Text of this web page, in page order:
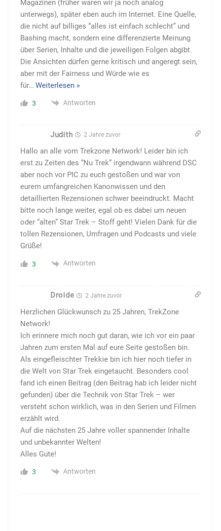
Magazinen (früher waren wir ja noch analog
unterwegs), später eben auch im Internet. Eine Quelle,
die nicht auf billiges “alles ist einfach schlecht” und
Bashing macht, sondern eine differenzierte Meinung
über Serien, Inhalte und die jeweiligen Folgen abgibt.
Die Ansichten dürfen gerne kritisch und angeregt sein,
aber mit der Fairness und Würde wie es
für… Weiterlesen »
3 Antworten
Judith 2 Jahre zuvor
Hallo an alle vom Trekzone Network! Leider bin ich
erst zu Zeiten des “Nu Trek” irgendwann während DSC
aber noch vor PIC zu euch gestoßen und war von
eurem umfangreichen Kanonwissen und den
detaillierten Rezensionen schwer beeindruckt. Macht
bitte noch lange weiter, egal ob es dabei um neuen
oder “alten” Star Trek – Stoff geht! Vielen Dank für die
tollen Rezensionen, Umfragen und Podcasts und viele
Grüße!
3 Antworten
Droide 2 Jahre zuvor
Herzlichen Glückwunsch zu 25 Jahren, TrekZone
Network!
Ich erinnere mich noch gut daran, wie ich vor ein paar
Jahren zum ersten Mal auf eure Seite gestoßen bin.
Als eingefleischter Trekkie bin ich hier noch tiefer in
die Welt von Star Trek eingetaucht. Besonders cool
fand ich einen Beitrag (den Beitrag hab ich leider nicht
gefunden) über die Technik von Star Trek – wer
versteht schon wirklich, was in den Serien und Filmen
erzählt wird.
Auf die nächsten 25 Jahre voller spannender Inhalte
und unbekannter Welten!
Alles Gute!
3 Antworten